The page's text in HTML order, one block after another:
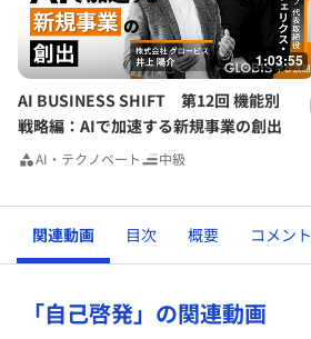
1:03:55
AI BUSINESS SHIFT 第12回 機能別
戦略編：AIで加速する新規事業の創出
AI・テクノベート 中級
関連動画 目次 概要 コメント
「自己啓発」の関連動画